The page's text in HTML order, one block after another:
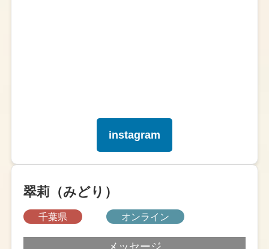
instagram
翠莉（みどり）
千葉県 オンライン